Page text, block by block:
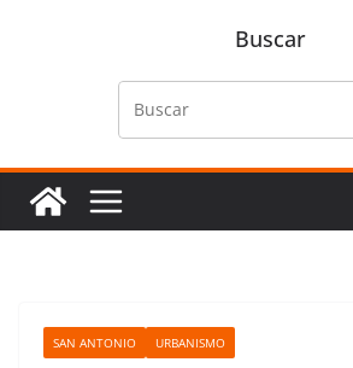
Buscar
SAN ANTONIO URBANISMO